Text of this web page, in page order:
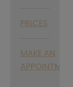
PRICES
MAKE AN
APPOINTMENT